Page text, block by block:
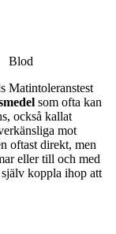
Blod
Matintoleranstest
som ofta kan
också kallat
mot
oftast direkt, men
eller till och med
koppla ihop att